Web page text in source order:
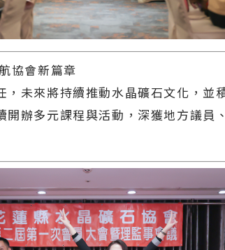
協會新篇章
，未來將持續推動水晶礦石文化，並
開辦多元課程與活動，深獲地方議員